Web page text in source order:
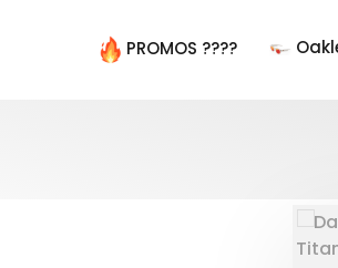
PROMOS ????